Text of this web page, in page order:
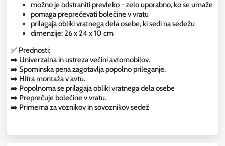
možno je odstraniti prevleko - zelo uporabno, ko se umaže
pomaga preprečevati bolečine v vratu
prilagaja obliki vratnega dela osebe, ki sedi na sedežu
dimenzije: 26 x 24 x 10 cm
✅ Prednosti:
➡️ Univerzalna in ustreza večini avtomobilov.
➡️ Spominska pena zagotavlja popolno prileganje.
➡️ Hitra montaža v avtu.
➡️ Popolnoma se prilagaja obliki vratnega dela osebe
➡️ Preprečuje bolečine v vratu.
➡️ Primerna za voznikov in sovoznikov sedež